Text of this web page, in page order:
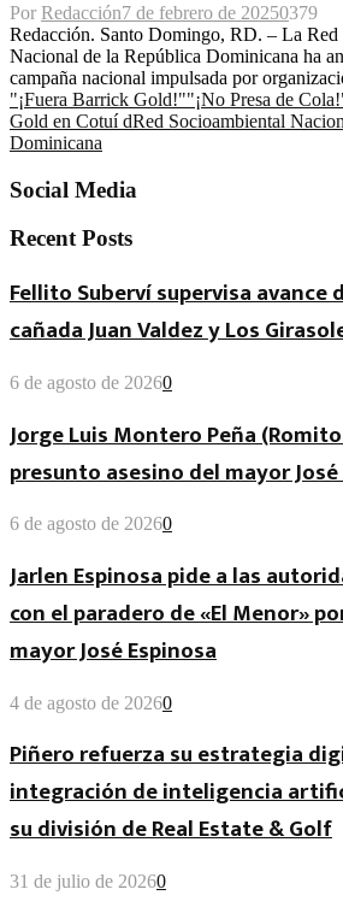
Por Redacción7 de febrero de 20250379
Redacción. Santo Domingo, RD. – La Red
Nacional de la República Dominicana ha
campaña nacional impulsada por
"¡Fuera Barrick Gold!""¡No Presa de
Gold en Cotuí dRed Socioambiental
Dominicana
Social Media
Recent Posts
Fellito Suberví supervisa avance
cañada Juan Valdez y Los
6 de agosto de 20260
Jorge Luis Montero Peña
presunto asesino del mayor
6 de agosto de 20260
Jarlen Espinosa pide a las
con el paradero de «El Menor»
mayor José Espinosa
4 de agosto de 20260
Piñero refuerza su estrategia
integración de inteligencia
su división de Real Estate & Golf
31 de julio de 20260